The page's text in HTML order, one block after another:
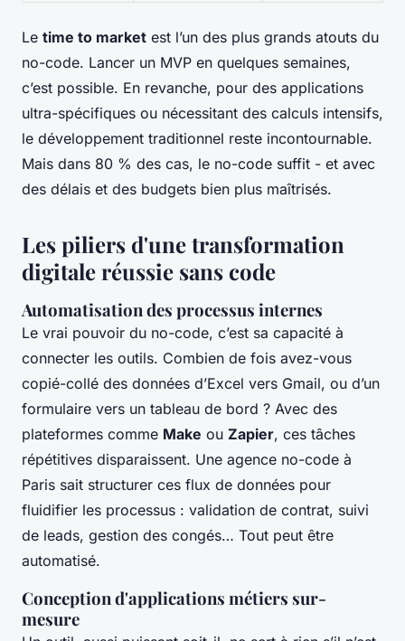
Le time to market est l’un des plus grands atouts du
no-code. Lancer un MVP en quelques semaines,
c’est possible. En revanche, pour des applications
ultra-spécifiques ou nécessitant des calculs intensifs,
le développement traditionnel reste incontournable.
Mais dans 80 % des cas, le no-code suffit - et avec
des délais et des budgets bien plus maîtrisés.
Les piliers d'une transformation
digitale réussie sans code
Automatisation des processus internes
Le vrai pouvoir du no-code, c’est sa capacité à
connecter les outils. Combien de fois avez-vous
copié-collé des données d’Excel vers Gmail, ou d’un
formulaire vers un tableau de bord ? Avec des
plateformes comme Make ou Zapier, ces tâches
répétitives disparaissent. Une agence no-code à
Paris sait structurer ces flux de données pour
fluidifier les processus : validation de contrat, suivi
de leads, gestion des congés… Tout peut être
automatisé.
Conception d'applications métiers sur-
mesure